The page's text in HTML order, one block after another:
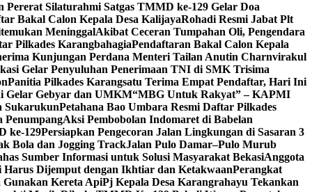
Pererat Silaturahmi Satgas TMMD ke-129 Gelar Doa
Bakal Calon Kepala Desa KalijayaRohadi Resmi Jabat Plt
MeninggalAkibat Ceceran Tumpahan Oli, Pengendara
Pilkades KarangbahagiaPendaftaran Bakal Calon Kepala
Kunjungan Perdana Menteri Tailan Anutin Charnvirakul
Gelar Penyuluhan Penerimaan TNI di SMK Trisima
Panitia Pilkades Karangsatu Terima Empat Pendaftar, Hari Ini
Gelar Gebyar dan UMKM“MBG Untuk Rakyat” – KAPMI
SukarukunPetahana Bao Umbara Resmi Daftar Pilkades
PenumpangAksi Pembobolan Indomaret di Babelan
ke-129Persiapkan Pengecoran Jalan Lingkungan di Sasaran 3
Bola dan Jogging TrackJalan Pulo Damar–Pulo Murub
Sumber Informasi untuk Solusi Masyarakat BekasiAnggota
Harus Dijemput dengan Ikhtiar dan KetakwaanPerangkat
Gunakan Kereta ApiPj Kepala Desa Karangrahayu Tekankan